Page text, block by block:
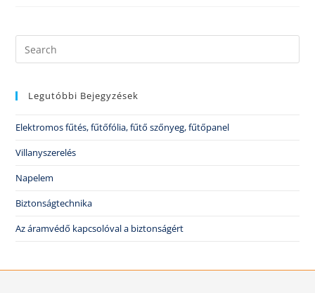
Legutóbbi Bejegyzések
Elektromos fűtés, fűtőfólia, fűtő szőnyeg, fűtőpanel
Villanyszerelés
Napelem
Biztonságtechnika
Az áramvédő kapcsolóval a biztonságért